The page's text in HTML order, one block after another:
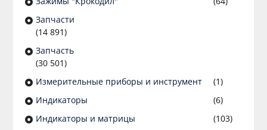
Запчасти
(14 891)
Запчасть
(30 501)
Измерительные приборы и инструмент
(1)
Индикаторы
(6)
Индикаторы и матрицы
(103)